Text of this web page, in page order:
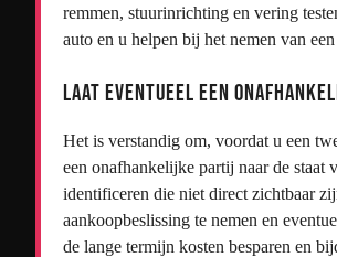
remmen, stuurinrichting en vering
auto en u helpen bij het nemen van
Laat eventueel een
Het is verstandig om, voordat u een
een onafhankelijke partij naar de
identificeren die niet direct zichtbaar
aankoopbeslissing te nemen en
de lange termijn kosten besparen en